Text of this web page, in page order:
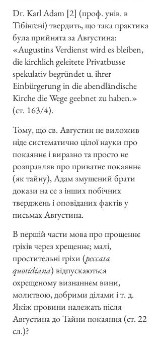
Dr. Karl Adam [2] (проф. унів. в
Тібінґені) твердить, що така практика
була прийнята за Августина:
«Augustins Verdienst wird es bleiben,
die kirchlich geleitete Privatbusse
spekulativ begründet u. ihrer
Einbürgerung in die abendländische
Kirche die Wege geebnet zu haben.»
(ст. 163/4).
Тому, що св. Августин не виложив
ніде систематично цілої науки про
покаяннє і виразно та просто не
розправляв про приватне покаяннє
(як тайну), Адам змушений брати
докази на се з інших побічних
тверджень і оповіданих фактів у
письмах Августина.
В першій части мова про прощеннє
гріхів через хрещеннє; малі,
простительні гріхи (peccata
quotidiana) відпускаються
охрещеному визнаннєм вини,
молитвою, добрими ділами і т. д.
Якіж провини належать після
Августина до Тайни покаяння (ст. 22
сл.)?